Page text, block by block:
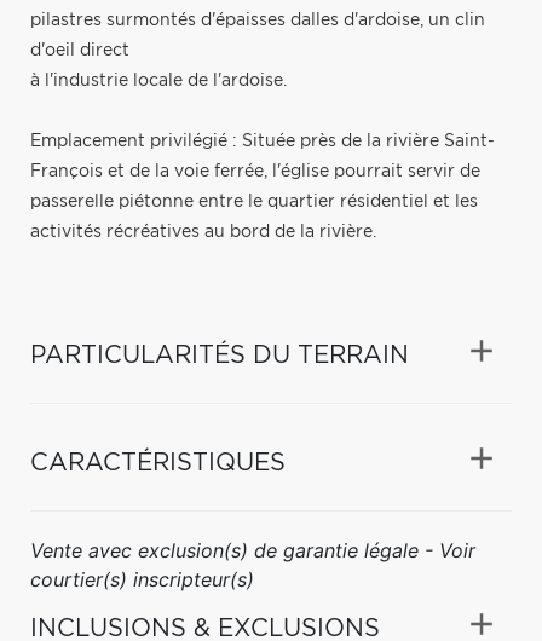
pilastres surmontés d'épaisses dalles d'ardoise, un clin
d'oeil direct
à l'industrie locale de l'ardoise.
Emplacement privilégié : Située près de la rivière Saint-
François et de la voie ferrée, l'église pourrait servir de
passerelle piétonne entre le quartier résidentiel et les
activités récréatives au bord de la rivière.
PARTICULARITÉS DU TERRAIN
CARACTÉRISTIQUES
Vente avec exclusion(s) de garantie légale - Voir
courtier(s) inscripteur(s)
INCLUSIONS & EXCLUSIONS